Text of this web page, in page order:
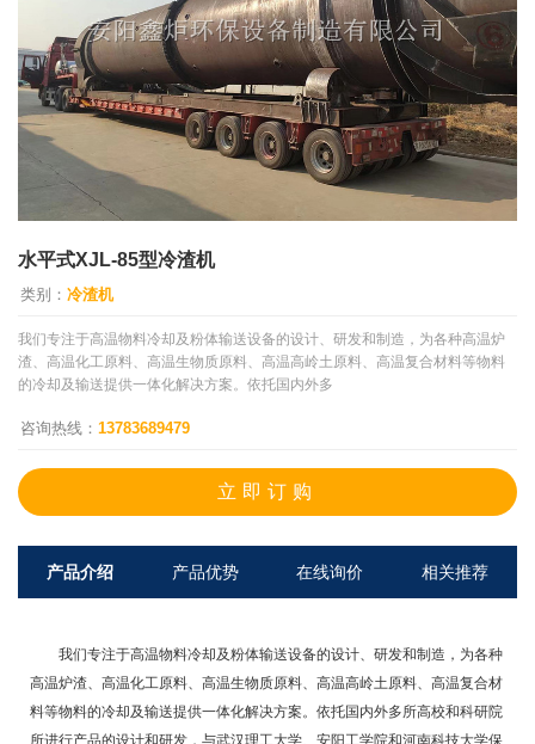
水平式XJL-85型冷渣机
类别： 冷渣机
我们专注于高温物料冷却及粉体输送设备的设计、研发和制造，为各种高温炉
渣、高温化工原料、高温生物质原料、高温高岭土原料、高温复合材料等物料
的冷却及输送提供一体化解决方案。依托国内外多
咨询热线： 13783689479
立即订购
产品介绍 产品优势 在线询价 相关推荐
我们专注于高温物料冷却及粉体输送设备的设计、研发和制造，为各种
高温炉渣、高温化工原料、高温生物质原料、高温高岭土原料、高温复合材
料等物料的冷却及输送提供一体化解决方案。依托国内外多所高校和科研院
所进行产品的设计和研发，与武汉理工大学、安阳工学院和河南科技大学保